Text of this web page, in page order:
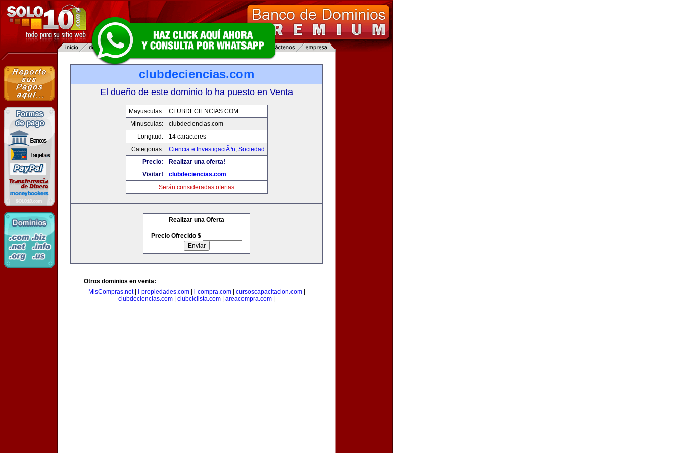
clubdeciencias.com
El dueño de este dominio lo ha puesto en Venta
Mayusculas:
CLUBDECIENCIAS.COM
Minusculas:
clubdeciencias.com
Longitud:
14 caracteres
Categorias:
Ciencia e InvestigaciÃ³n, Sociedad
Precio:
Realizar una oferta!
Visitar!
clubdeciencias.com
Serán consideradas ofertas
Realizar una Oferta
Precio Ofrecido $
Otros dominios en venta:
MisCompras.net| i-propiedades.com| i-compra.com| cursoscapacitacion.com|
clubdeciencias.com
clubciclista.com areacompra.com